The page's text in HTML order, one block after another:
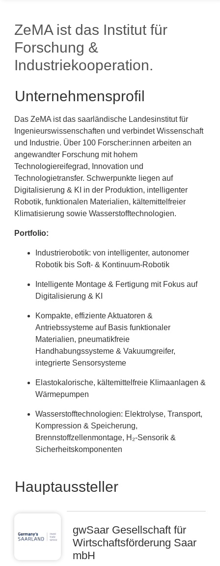
ZeMA ist das Institut für
Forschung &
Industriekooperation.
Unternehmensprofil
Das ZeMA ist das saarländische Landesinstitut für
Ingenieurswissenschaften und verbindet Wissenschaft
und Industrie. Über 100 Forscher:innen arbeiten an
angewandter Forschung mit hohem
Technologiereifegrad, Innovation und
Technologietransfer. Schwerpunkte liegen auf
Digitalisierung & KI in der Produktion, intelligenter
Robotik, funktionalen Materialien, kältemittelfreier
Klimatisierung sowie Wasserstofftechnologien.
Portfolio:
Industrierobotik: von intelligenter, autonomer
Robotik bis Soft- & Kontinuum-Robotik
Intelligente Montage & Fertigung mit Fokus auf
Digitalisierung & KI
Kompakte, effiziente Aktuatoren &
Antriebssysteme auf Basis funktionaler
Materialien, pneumatikfreie
Handhabungssysteme & Vakuumgreifer,
integrierte Sensorsysteme
Elastokalorische, kältemittelfreie Klimaanlagen &
Wärmepumpen
Wasserstofftechnologien: Elektrolyse, Transport,
Kompression & Speicherung,
Brennstoffzellenmontage, H₂-Sensorik &
Sicherheitskomponenten
Hauptaussteller
gwSaar Gesellschaft für
Wirtschaftsförderung Saar
mbH